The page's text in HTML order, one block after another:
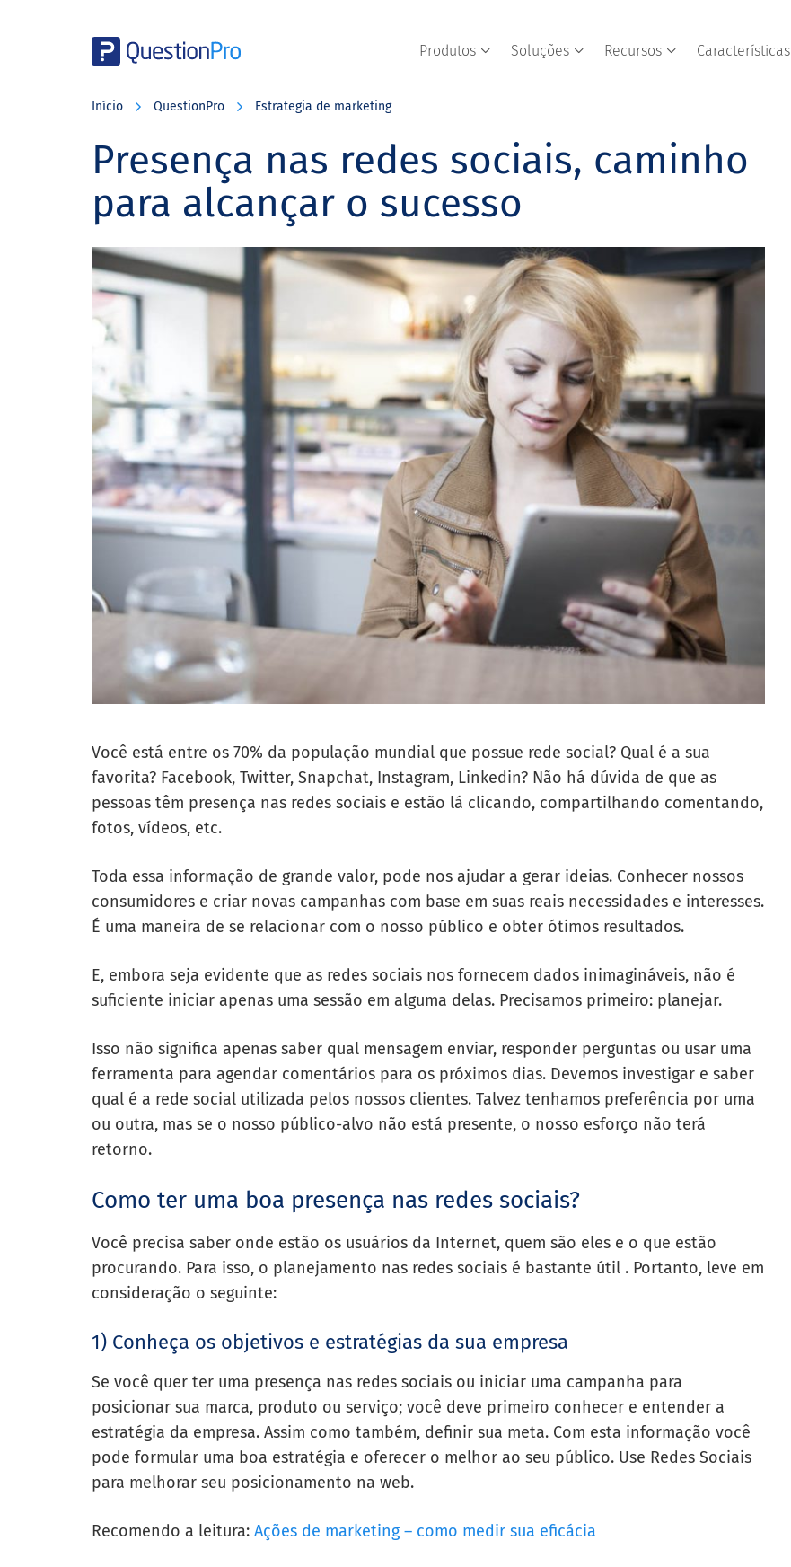
Produtos Soluções Recursos Características
Início QuestionPro Estrategia de marketing
Presença nas redes sociais, caminho
para alcançar o sucesso
Você está entre os 70% da população mundial que possue rede social? Qual é a sua
favorita? Facebook, Twitter, Snapchat, Instagram, Linkedin? Não há dúvida de que as
pessoas têm presença nas redes sociais e estão lá clicando, compartilhando comentando,
fotos, vídeos, etc.
Toda essa informação de grande valor, pode nos ajudar a gerar ideias. Conhecer nossos
consumidores e criar novas campanhas com base em suas reais necessidades e interesses.
É uma maneira de se relacionar com o nosso público e obter ótimos resultados.
E, embora seja evidente que as redes sociais nos fornecem dados inimagináveis, não é
suficiente iniciar apenas uma sessão em alguma delas. Precisamos primeiro: planejar.
Isso não significa apenas saber qual mensagem enviar, responder perguntas ou usar uma
ferramenta para agendar comentários para os próximos dias. Devemos investigar e saber
qual é a rede social utilizada pelos nossos clientes. Talvez tenhamos preferência por uma
ou outra, mas se o nosso público-alvo não está presente, o nosso esforço não terá
retorno.
Como ter uma boa presença nas redes sociais?
Você precisa saber onde estão os usuários da Internet, quem são eles e o que estão
procurando. Para isso, o planejamento nas redes sociais é bastante útil . Portanto, leve em
consideração o seguinte:
1) Conheça os objetivos e estratégias da sua empresa
Se você quer ter uma presença nas redes sociais ou iniciar uma campanha para
posicionar sua marca, produto ou serviço; você deve primeiro conhecer e entender a
estratégia da empresa. Assim como também, definir sua meta. Com esta informação você
pode formular uma boa estratégia e oferecer o melhor ao seu público. Use Redes Sociais
para melhorar seu posicionamento na web.
Recomendo a leitura: Ações de marketing – como medir sua eficácia